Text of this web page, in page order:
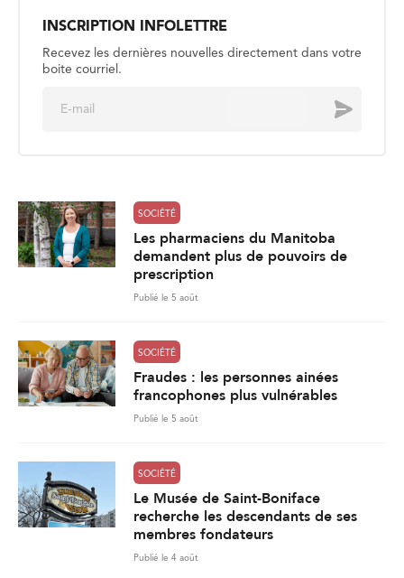
INSCRIPTION INFOLETTRE
Recevez les dernières nouvelles directement dans votre
boite courriel.
Envoyer
SOCIÉTÉ
Les pharmaciens du Manitoba
demandent plus de pouvoirs de
prescription
Publié le 5 août
SOCIÉTÉ
Fraudes : les personnes ainées
francophones plus vulnérables
Publié le 5 août
SOCIÉTÉ
Le Musée de Saint-Boniface
recherche les descendants de ses
membres fondateurs
Publié le 4 août